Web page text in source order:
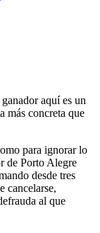
aquí es un
más concreta que
para ignorar lo
de Porto Alegre
desde tres
cancelarse,
al que